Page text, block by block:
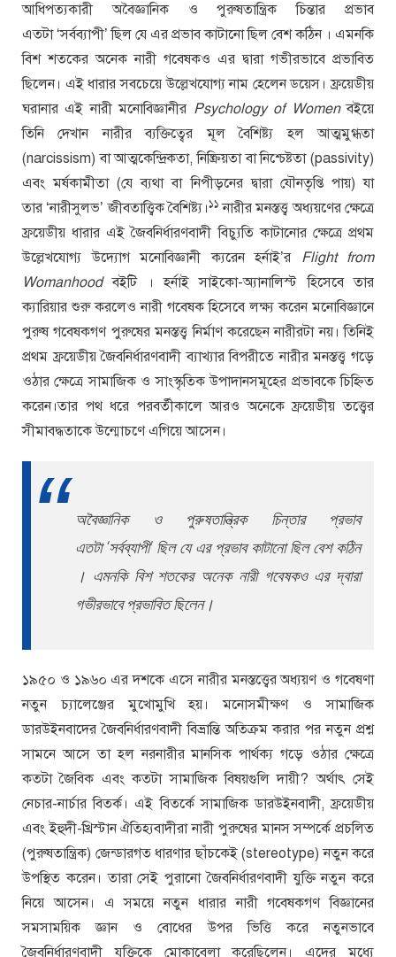
আধিপত্যকারী অবৈজ্ঞানিক ও পুরুষতান্ত্রিক চিন্তার প্রভাব
এতটা ‘সর্বব্যাপী’ ছিল যে এর প্রভাব কাটানো ছিল বেশ কঠিন । এমনকি
বিশ শতকের অনেক নারী গবেষকও এর দ্বারা গভীরভাবে প্রভাবিত
ছিলেন। এই ধারার সবচেয়ে উল্লেখযোগ্য নাম হেলেন ডয়েস। ফ্রয়েডীয়
ঘরানার এই নারী মনোবিজ্ঞানীর Psychology of Womenবইয়ে
তিনি দেখান নারীর ব্যক্তিত্বের মূল বৈশিষ্ট্য হল আত্মমুগ্ধতা
(narcissism) বা আত্মকেন্দ্রিকতা, নিষ্ক্রিয়তা বা নিশ্চেষ্টতা (passivity)
এবং মর্ষকামীতা (যে ব্যথা বা নিপীড়নের দ্বারা যৌনতৃপ্তি পায়) যা
তার ‘নারীসুলভ’ জীবতাত্ত্বিক বৈশিষ্ট্য।১১ নারীর মনস্তত্ত্ব অধ্যয়ণের ক্ষেত্রে
ফ্রয়েডীয় ধারার এই জৈবনির্ধারণবাদী বিচ্যুতি কাটানোর ক্ষেত্রে প্রথম
উল্লেখযোগ্য উদ্যোগ মনোবিজ্ঞানী ক্যরেন হর্নাই’র Flight from
Womanhoodবইটি । হর্নাই সাইকো-অ্যানালিস্ট হিসেবে তার
ক্যারিয়ার শুরু করলেও নারী গবেষক হিসেবে লক্ষ্য করেন মনোবিজ্ঞানে
পুরুষ গবেষকগণ পুরুষের মনস্তত্ত্ব নির্মাণ করেছেন নারীরটা নয়। তিনিই
প্রথম ফ্রয়েডীয় জৈবনির্ধারণবাদী ব্যাখ্যার বিপরীতে নারীর মনস্তত্ত্ব গড়ে
ওঠার ক্ষেত্রে সামাজিক ও সাংস্কৃতিক উপাদানসমূহের প্রভাবকে চিহ্নিত
করেন।তার পথ ধরে পরবর্তীকালে আরও অনেকে ফ্রয়েডীয় তত্ত্বের
সীমাবদ্ধতাকে উন্মোচণে এগিয়ে আসেন।
অবৈজ্ঞানিক ও পুরুষতান্ত্রিক চিন্তার প্রভাব
এতটা ‘সর্বব্যাপী’ ছিল যে এর প্রভাব কাটানো ছিল বেশ কঠিন
। এমনকি বিশ শতকের অনেক নারী গবেষকও এর দ্বারা
গভীরভাবে প্রভাবিত ছিলেন।
১৯৫০ ও ১৯৬০ এর দশকে এসে নারীর মনস্তত্ত্বের অধ্যয়ণ ও গবেষণা
নতুন চ্যালেঞ্জের মুখোমুখি হয়। মনোসমীক্ষণ ও সামাজিক
ডারউইনবাদের জৈবনির্ধারণবাদী বিভ্রান্তি অতিক্রম করার পর নতুন প্রশ্ন
সামনে আসে তা হল নরনারীর মানসিক পার্থক্য গড়ে ওঠার ক্ষেত্রে
কতটা জৈবিক এবং কতটা সামাজিক বিষয়গুলি দায়ী? অর্থাৎ সেই
নেচার-নার্চার বিতর্ক। এই বিতর্কে সামাজিক ডারউইনবাদী, ফ্রয়েডীয়
এবং ইহুদী-খ্রিস্টান ঐতিহ্যবাদীরা নারী পুরুষের মানস সম্পর্কে প্রচলিত
(পুরুষতান্ত্রিক) জেন্ডারগত ধারণার ছাঁচকেই (stereotype) নতুন করে
উপস্থিত করেন। তারা সেই পুরানো জৈবনির্ধারণবাদী যুক্তি নতুন করে
নিয়ে আসেন। এ সময়ে নতুন ধারার নারী গবেষকগণ বিজ্ঞানের
সমসাময়িক জ্ঞান ও বোধের উপর ভিত্তি করে নতুনভাবে
জৈবনির্ধারণবাদী যুক্তিকে মোকাবেলা করেছিলেন। এদের মধ্যে